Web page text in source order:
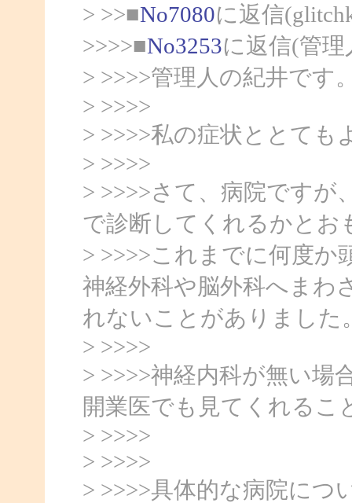
> >>■No7080に返信
>>>>■No3253に返信(管
> >>>>管理人の紀井です
> >>>>
> >>>>私の症状ととて
> >>>>
> >>>>さて、病院ですが
で診断してくれるかとお
> >>>>これまでに何度か
神経外科や脳外科へまわ
れないことがありました
> >>>>
> >>>>神経内科が無い場
開業医でも見てくれるこ
> >>>>
> >>>>
> >>>>具体的な病院につ